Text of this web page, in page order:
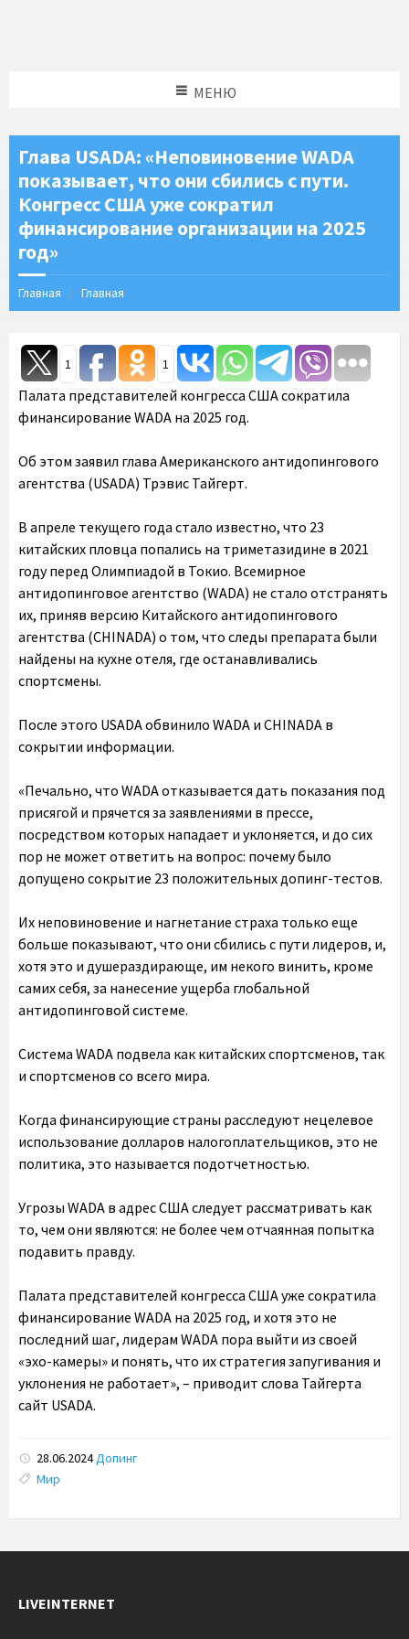
МЕНЮ
Глава USADA: «Неповиновение WADA
показывает, что они сбились с пути.
Конгресс США уже сократил
финансирование организации на 2025
год»
Главная Главная
1 1
Палата представителей конгресса США сократила
финансирование WADA на 2025 год.
Об этом заявил глава Американского антидопингового
агентства (USADA) Трэвис Тайгерт.
В апреле текущего года стало известно, что 23
китайских пловца попались на триметазидине в 2021
году перед Олимпиадой в Токио. Всемирное
антидопинговое агентство (WADA) не стало отстранять
их, приняв версию Китайского антидопингового
агентства (CHINADA) о том, что следы препарата были
найдены на кухне отеля, где останавливались
спортсмены.
После этого USADA обвинило WADA и CHINADA в
сокрытии информации.
«Печально, что WADA отказывается дать показания под
присягой и прячется за заявлениями в прессе,
посредством которых нападает и уклоняется, и до сих
пор не может ответить на вопрос: почему было
допущено сокрытие 23 положительных допинг-тестов.
Их неповиновение и нагнетание страха только еще
больше показывают, что они сбились с пути лидеров, и,
хотя это и душераздирающе, им некого винить, кроме
самих себя, за нанесение ущерба глобальной
антидопинговой системе.
Система WADA подвела как китайских спортсменов, так
и спортсменов со всего мира.
Когда финансирующие страны расследуют нецелевое
использование долларов налогоплательщиков, это не
политика, это называется подотчетностью.
Угрозы WADA в адрес США следует рассматривать как
то, чем они являются: не более чем отчаянная попытка
подавить правду.
Палата представителей конгресса США уже сократила
финансирование WADA на 2025 год, и хотя это не
последний шаг, лидерам WADA пора выйти из своей
«эхо-камеры» и понять, что их стратегия запугивания и
уклонения не работает», – приводит слова Тайгерта
сайт USADA.
28.06.2024Допинг
Tags:
Мир
LIVEINTERNET